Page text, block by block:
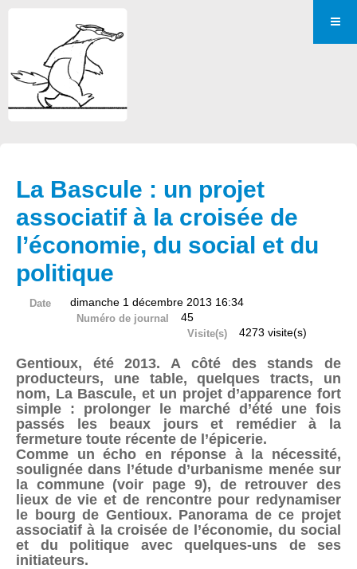
La Bascule : un projet
associatif à la croisée de
l’économie, du social et du
politique
Date dimanche 1 décembre 2013 16:34
Numéro de journal 45
Visite(s) 4273 visite(s)
Gentioux, été 2013. A côté des stands de
producteurs, une table, quelques tracts, un
nom, La Bascule, et un projet d’apparence fort
simple : prolonger le marché d’été une fois
passés les beaux jours et remédier à la
fermeture toute récente de l’épicerie.
Comme un écho en réponse à la nécessité,
soulignée dans l’étude d’urbanisme menée sur
la commune (voir page 9), de retrouver des
lieux de vie et de rencontre pour redynamiser
le bourg de Gentioux. Panorama de ce projet
associatif à la croisée de l’économie, du social
et du politique avec quelques-uns de ses
initiateurs.